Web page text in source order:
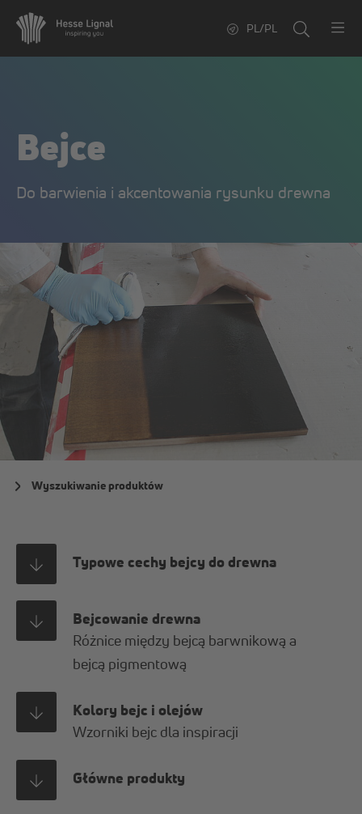
PL/PL
Bejce
Do barwienia i akcentowania rysunku drewna
Wyszukiwanie produktów
Typowe cechy bejcy do drewna
Bejcowanie drewna
Różnice między bejcą barwnikową a
bejcą pigmentową
Kolory bejc i olejów
Wzorniki bejc dla inspiracji
Główne produkty